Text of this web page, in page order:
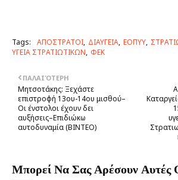
Tags: ΑΠΟΣΤΡΑΤΟΙ ΔΙΑΥΓΕΙΑ ΕΟΠΥΥ
ΥΓΕΙΑ ΣΤΡΑΤΙΩΤΙΚΩΝ ΦΕΚ
ΠΑΛΑΙΌΤΕΡΗ
Μητσοτάκης: Ξεχάστε
επιστροφή 13ου-14ου μισθού–
Οι ένστολοι έχουν δει
αυξήσεις–Επιδιώκω
αυτοδυναμία (ΒΙΝΤΕΟ)
Μπορεί Να Σας Αρέσουν Αυτές